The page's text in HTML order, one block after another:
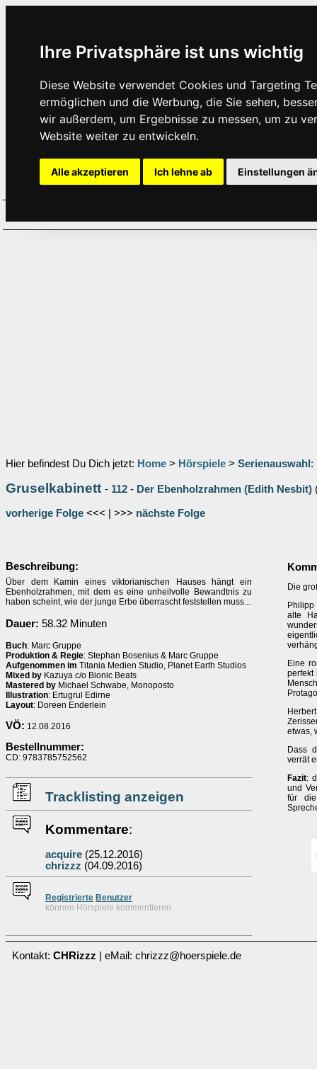
Ihre Privatsphäre ist uns wichtig
Diese Website verwendet Cookies und Targeting
ermöglichen und die Werbung, die Sie sehen,
wir außerdem, um Ergebnisse zu messen, um zu
Website weiter zu entwickeln.
Alle akzeptieren Ich lehne ab Einstellungen
Hier befindest Du Dich jetzt: Home > Hörspiele > Serienauswahl :
Gruselkabinett - 112 - Der Ebenholzrahmen (Edith Nesbit)
vorherige Folge <<< | >>> nächste Folge
Beschreibung:
Über dem Kamin eines viktorianischen Hauses hängt ein
Ebenholzrahmen, mit dem es eine unheilvolle Bewandtnis zu
haben scheint, wie der junge Erbe überrascht feststellen muss...
Dauer: 58.32 Minuten
Buch: Marc Gruppe
Produktion & Regie: Stephan Bosenius & Marc Gruppe
Aufgenommen im Titania Medien Studio, Planet Earth Studios
Mixed by Kazuya c/o Bionic Beats
Mastered by Michael Schwabe, Monoposto
Illustration: Ertugrul Edirne
Layout: Doreen Enderlein
VÖ: 12.08.2016
Bestellnummer:
CD: 9783785752562
Tracklisting anzeigen
Kommentare:
acquire (25.12.2016)
chrizzz (04.09.2016)
Registrierte Benutzer
können Hörspiele kommentieren
Die
alte
Eine
perfekt
etwas,
Dass
verrät
Fazit:
und
für
Kontakt: CHRizzz | eMail: chrizzz@hoerspiele.de